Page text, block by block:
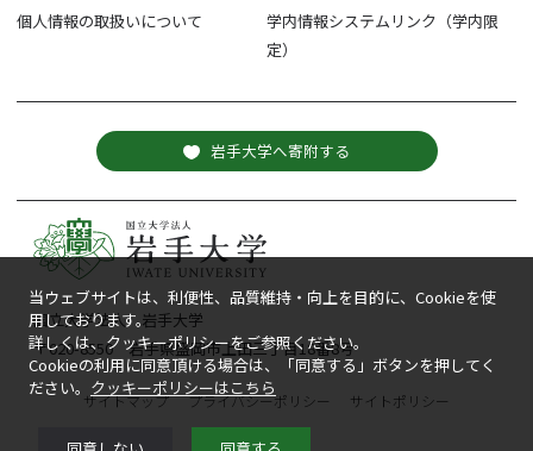
国立大学法人 岩手大学
〒020-8550 岩手県盛岡市上田三丁目18番8号
サイトマップ プライバシーポリシー サイトポリシー
個人情報の取扱いについて
学内情報システムリンク（学内限
定）
岩手大学へ寄附する
当ウェブサイトは、利便性、品質維持・向上を目的に、Cookieを使
用しております。
詳しくは、クッキーポリシーをご参照ください。
Cookieの利用に同意頂ける場合は、「同意する」ボタンを押してく
ださい。 クッキーポリシーはこちら